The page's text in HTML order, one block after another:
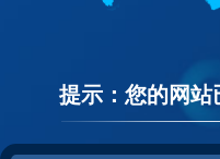
提示：您的网站